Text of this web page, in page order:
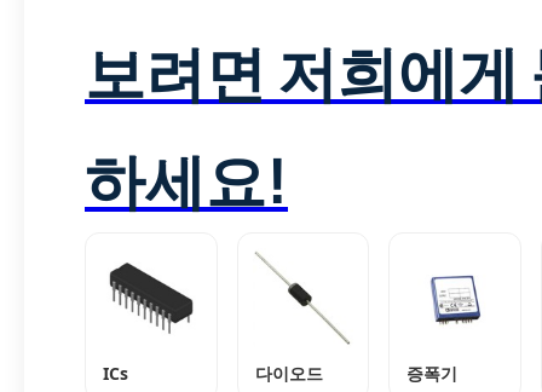
보려면 저희에게
하세요!
ICs 다이오드 증폭기